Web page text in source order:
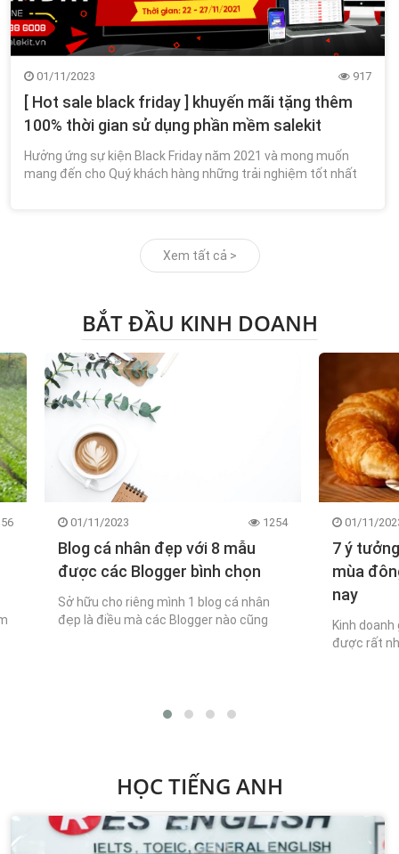
01/11/2023 917
[ Hot sale black friday ] khuyến mãi tặng thêm
100% thời gian sử dụng phần mềm salekit
Hưởng ứng sự kiện Black Friday năm 2021 và mong muốn
mang đến cho Quý khách hàng những trải nghiệm tốt nhất
Xem tất cả >
BẮT ĐẦU KINH DOANH
01/11/2023 1254
Blog cá nhân đẹp với 8 mẫu
được các Blogger bình chọn
Sở hữu cho riêng mình 1 blog cá nhân
đẹp là điều mà các Blogger nào cũng
01/11/
7 ý
mùa
nay
Kinh
được rất
HỌC TIẾNG ANH